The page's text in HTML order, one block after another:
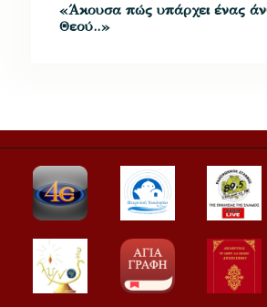
«Άκουσα πώς υπάρχει ένας
Θεού..»